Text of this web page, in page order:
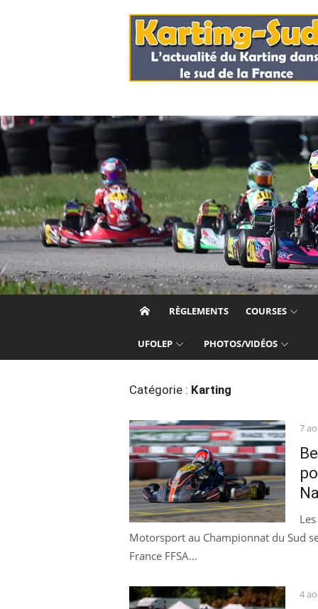
RÈGLEMENTS COURSES
UFOLEP PHOTOS/VIDÉOS
Catégorie : Karting
7
Motorsport au Championnat du Sud
France FFSA...
4